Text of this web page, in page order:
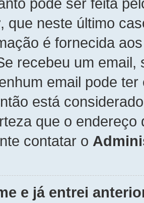
, que neste último
é fornecida
recebeu um
email pode
está
que o
contatar o
e já entrei